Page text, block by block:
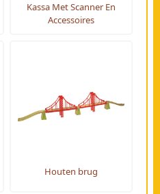
Kassa Met Scanner En
Accessoires
Houten brug